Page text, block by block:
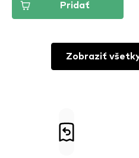
Pridať
Zobraziť